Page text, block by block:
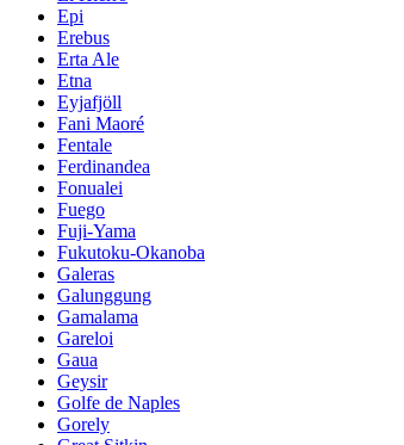
Epi
Erebus
Erta Ale
Etna
Eyjafjöll
Fani Maoré
Fentale
Ferdinandea
Fonualei
Fuego
Fuji-Yama
Fukutoku-Okanoba
Galeras
Galunggung
Gamalama
Gareloi
Gaua
Geysir
Golfe de Naples
Gorely